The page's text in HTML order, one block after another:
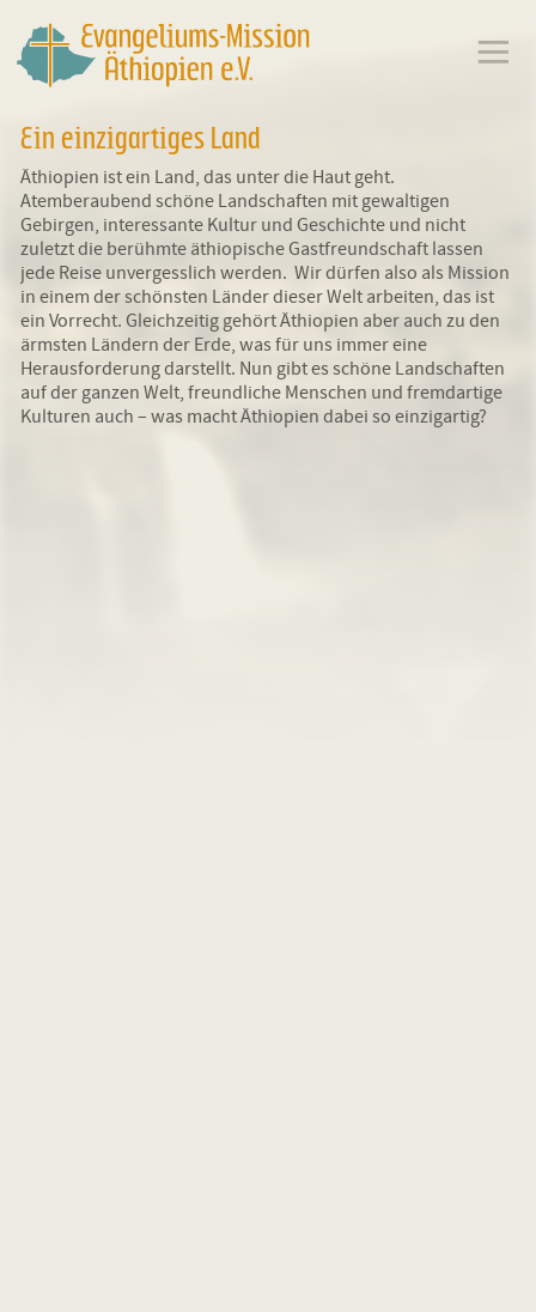
Ein einzigartiges Land
Äthiopien ist ein Land, das unter die Haut geht.
Atemberaubend schöne Landschaften mit gewaltigen
Gebirgen, interessante Kultur und Geschichte und nicht
zuletzt die berühmte äthiopische Gastfreundschaft lassen
jede Reise unvergesslich werden. Wir dürfen also als Mission
in einem der schönsten Länder dieser Welt arbeiten, das ist
ein Vorrecht. Gleichzeitig gehört Äthiopien aber auch zu den
ärmsten Ländern der Erde, was für uns immer eine
Herausforderung darstellt. Nun gibt es schöne Landschaften
auf der ganzen Welt, freundliche Menschen und fremdartige
Kulturen auch – was macht Äthiopien dabei so einzigartig?